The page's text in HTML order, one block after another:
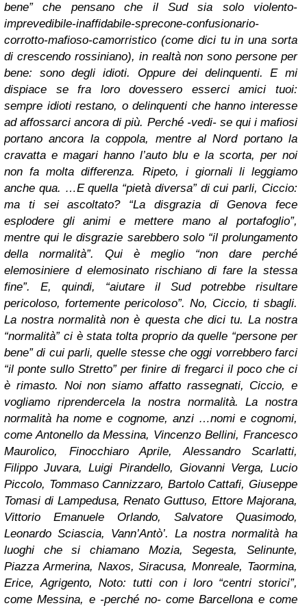
bene” che pensano che il Sud sia solo violento-
imprevedibile-inaffidabile-sprecone-confusionario-
corrotto-mafioso-camorristico (come dici tu in una sorta
di crescendo rossiniano), in realtà non sono persone per
bene: sono degli idioti. Oppure dei delinquenti. E mi
dispiace se fra loro dovessero esserci amici tuoi:
sempre idioti restano, o delinquenti che hanno interesse
ad affossarci ancora di più. Perché -vedi- se qui i mafiosi
portano ancora la coppola, mentre al Nord portano la
cravatta e magari hanno l’auto blu e la scorta, per noi
non fa molta differenza. Ripeto, i giornali li leggiamo
anche qua. …E quella “pietà diversa” di cui parli, Ciccio:
ma ti sei ascoltato? “La disgrazia di Genova fece
esplodere gli animi e mettere mano al portafoglio”,
mentre qui le disgrazie sarebbero solo “il prolungamento
della normalità”. Qui è meglio “non dare perché
elemosiniere d elemosinato rischiano di fare la stessa
fine”. E, quindi, “aiutare il Sud potrebbe risultare
pericoloso, fortemente pericoloso”. No, Ciccio, ti sbagli.
La nostra normalità non è questa che dici tu. La nostra
“normalità” ci è stata tolta proprio da quelle “persone per
bene” di cui parli, quelle stesse che oggi vorrebbero farci
“il ponte sullo Stretto” per finire di fregarci il poco che ci
è rimasto. Noi non siamo affatto rassegnati, Ciccio, e
vogliamo riprendercela la nostra normalità. La nostra
normalità ha nome e cognome, anzi …nomi e cognomi,
come Antonello da Messina, Vincenzo Bellini, Francesco
Maurolico, Finocchiaro Aprile, Alessandro Scarlatti,
Filippo Juvara, Luigi Pirandello, Giovanni Verga, Lucio
Piccolo, Tommaso Cannizzaro, Bartolo Cattafi, Giuseppe
Tomasi di Lampedusa, Renato Guttuso, Ettore Majorana,
Vittorio Emanuele Orlando, Salvatore Quasimodo,
Leonardo Sciascia, Vann’Antò’. La nostra normalità ha
luoghi che si chiamano Mozia, Segesta, Selinunte,
Piazza Armerina, Naxos, Siracusa, Monreale, Taormina,
Erice, Agrigento, Noto: tutti con i loro “centri storici”,
come Messina, e -perché no- come Barcellona e come